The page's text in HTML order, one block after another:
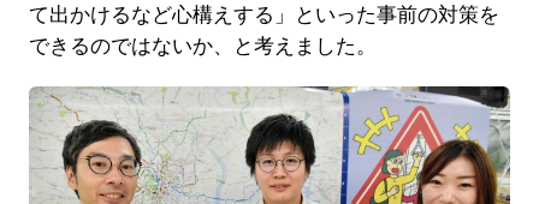
て出かけるなど心構えする」といった事前の対策を
できるのではないか、と考えました。